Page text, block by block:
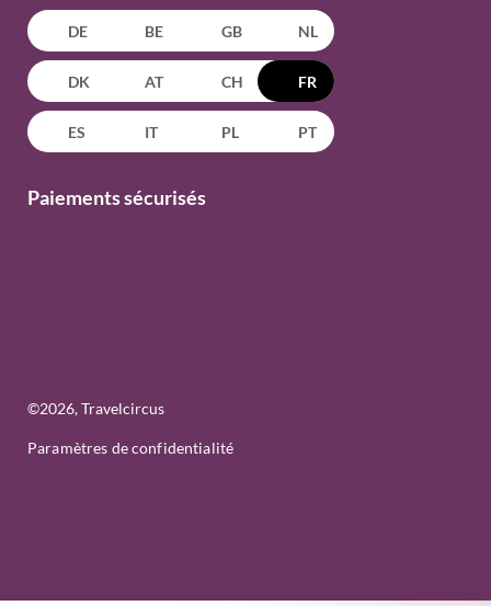
DE BE GB NL
DK AT CH FR
ES IT PL PT
Paiements sécurisés
©2026, Travelcircus
Paramètres de confidentialité